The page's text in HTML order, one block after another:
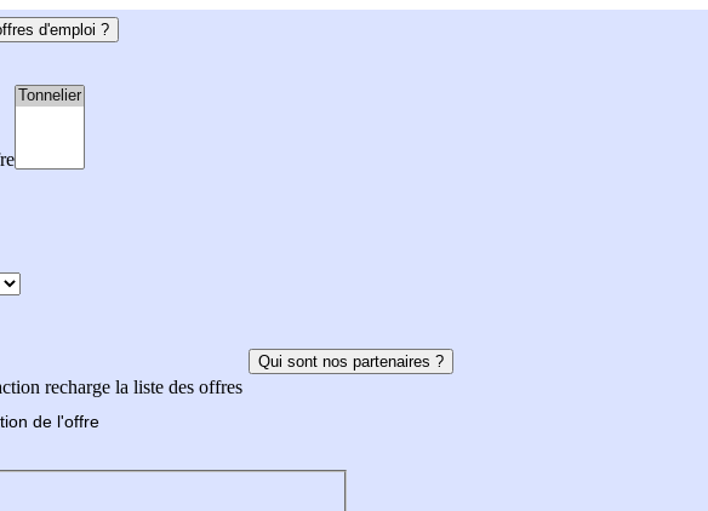
d'emploi ?
recharge la liste des offres
Qui sont nos partenaires ?
de l'offre